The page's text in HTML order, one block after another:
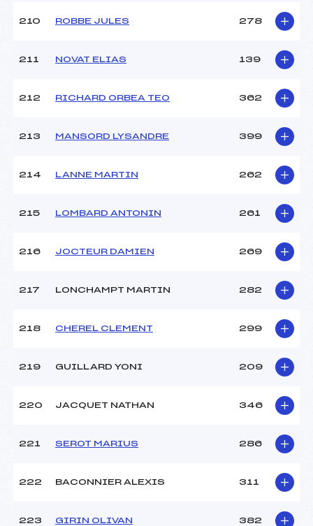
210 ROBBE JULES 278
211 NOVAT ELIAS 139
212 RICHARD ORBEA TEO 362
213 MANSORD LYSANDRE 399
214 LANNE MARTIN 262
215 LOMBARD ANTONIN 261
216 JOCTEUR DAMIEN 269
217 LONCHAMPT MARTIN 282
218 CHEREL CLEMENT 299
219 GUILLARD YONI 209
220 JACQUET NATHAN 346
221 SEROT MARIUS 286
222 BACONNIER ALEXIS 311
223 GIRIN OLIVAN 382